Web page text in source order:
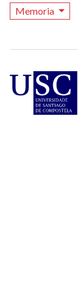
Memoria